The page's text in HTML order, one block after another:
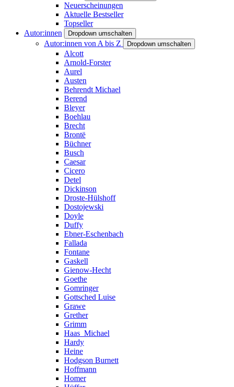
Neuerscheinungen
Aktuelle Bestseller
Topseller
Autor:innen
Dropdown umschalten
Autor:innen von A bis Z Dropdown umschalten
Alcott
Arnold-Forster
Aurel
Austen
Behrendt Michael
Berend
Bleyer
Boehlau
Brecht
Brontë
Büchner
Busch
Caesar
Cicero
Detel
Dickinson
Droste-Hülshoff
Dostojewski
Doyle
Duffy
Ebner-Eschenbach
Fallada
Fontane
Gaskell
Gienow-Hecht
Goethe
Gomringer
Gottsched Luise
Grawe
Grether
Grimm
Haas_Michael
Hardy
Heine
Hodgson Burnett
Hoffmann
Homer